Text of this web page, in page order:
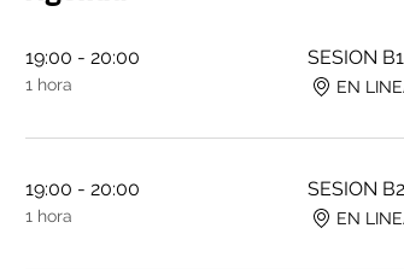
19:00 - 20:00
1 hora
SESION
EN
19:00 - 20:00
1 hora
SESION
EN